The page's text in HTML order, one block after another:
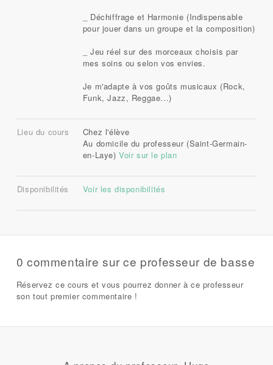
_ Déchiffrage et Harmonie (Indispensable
pour jouer dans un groupe et la composition)
_ Jeu réel sur des morceaux choisis par
mes soins ou selon vos envies.
Je m'adapte à vos goûts musicaux (Rock,
Funk, Jazz, Reggae...)
Lieu du cours
Chez l'élève
Au domicile du professeur (Saint-Germain-
en-Laye)Voir sur le plan
Disponibilités Voir les disponibilités
0 commentaire sur ce professeur de basse
Réservez ce cours et vous pourrez donner à ce professeur
son tout premier commentaire !